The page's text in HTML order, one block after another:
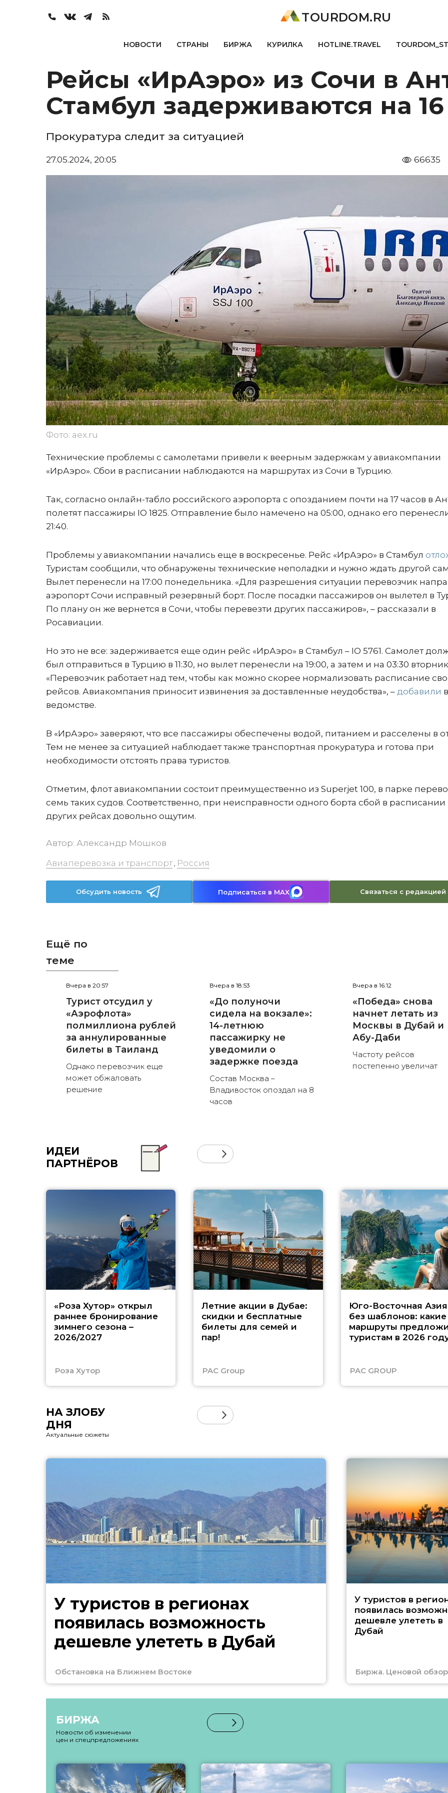
TOURDOM.RU
НОВОСТИ СТРАНЫ БИРЖА КУРИЛКА HOTLINE.TRAVEL
Рейсы «ИрАэро» из Сочи в
Стамбул задерживаются на
Прокуратура следит за ситуацией
27.05.2024, 20:05 66635
Фото: aex.ru
Технические проблемы с самолетами привели к веерным задержкам у авиакомпании
«ИрАэро». Сбои в расписании наблюдаются на маршрутах из Сочи в Турцию.
Так, согласно онлайн-табло российского аэропорта с опозданием почти на 17 часов в
полетят пассажиры IO 1825. Отправление было намечено на 05:00, однако его
21:40.
Проблемы у авиакомпании начались еще в воскресенье. Рейс «ИрАэро» в Стамбул
Туристам сообщили, что обнаружены технические неполадки и нужно ждать другой
Вылет перенесли на 17:00 понедельника. «Для разрешения ситуации перевозчик
аэропорт Сочи исправный резервный борт. После посадки пассажиров он вылетел в
По плану он же вернется в Сочи, чтобы перевезти других пассажиров», – рассказали в
Росавиации.
Но это не все: задерживается еще один рейс «ИрАэро» в Стамбул – IO 5761. Самолет
был отправиться в Турцию в 11:30, но вылет перенесли на 19:00, а затем и на 03:30
«Перевозчик работает над тем, чтобы как можно скорее нормализовать расписание
рейсов. Авиакомпания приносит извинения за доставленные неудобства», – добавили в
ведомстве.
В «ИрАэро» заверяют, что все пассажиры обеспечены водой, питанием и расселены в
Тем не менее за ситуацией наблюдает также транспортная прокуратура и готова при
необходимости отстоять права туристов.
Отметим, флот авиакомпании состоит преимущественно из Superjet 100, в парке
семь таких судов. Соответственно, при неисправности одного борта сбой в расписании
других рейсах довольно ощутим.
Автор: Александр Мошков
Авиаперевозка и транспорт, Россия
Обсудить новость Подписаться в MAX Связаться с редакцией
Ещё по
теме
Вчера в 20:57
Турист отсудил у
«Аэрофлота»
полмиллиона рублей
за аннулированные
билеты в Таиланд
Однако перевозчик еще
может обжаловать
решение
Вчера в 18:53
«До полуночи
сидела на вокзале»:
14-летнюю
пассажирку не
уведомили о
задержке поезда
Состав Москва –
Владивосток опоздал на 8
часов
Вчера в 16:12
«Победа» снова
начнет летать из
Москвы в Дубай и
Абу-Даби
Частоту рейсов
постепенно увеличат
ИДЕИ
ПАРТНЁРОВ
«Роза Хутор» открыл
раннее бронирование
зимнего сезона –
2026/2027
Роза Хутор
Летние акции в Дубае:
скидки и бесплатные
билеты для семей и
пар!
PAC Group
Юго-Восточная Азия
без шаблонов: какие
маршруты
туристам в 2026
PAC GROUP
НА ЗЛОБУ
ДНЯ
Актуальные сюжеты
У туристов в регионах
появилась возможность
дешевле улететь в Дубай
Обстановка на Ближнем Востоке
У туристов в
появилась
дешевле улететь в
Дубай
Биржа. Ценовой обзор
БИРЖА
Новости об изменении
цен и спецпредложениях